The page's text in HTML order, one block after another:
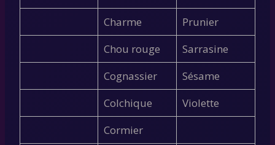
Charme
Prunier
Chou rouge
Sarrasine
Cognassier
Sésame
Colchique
Violette
Cormier